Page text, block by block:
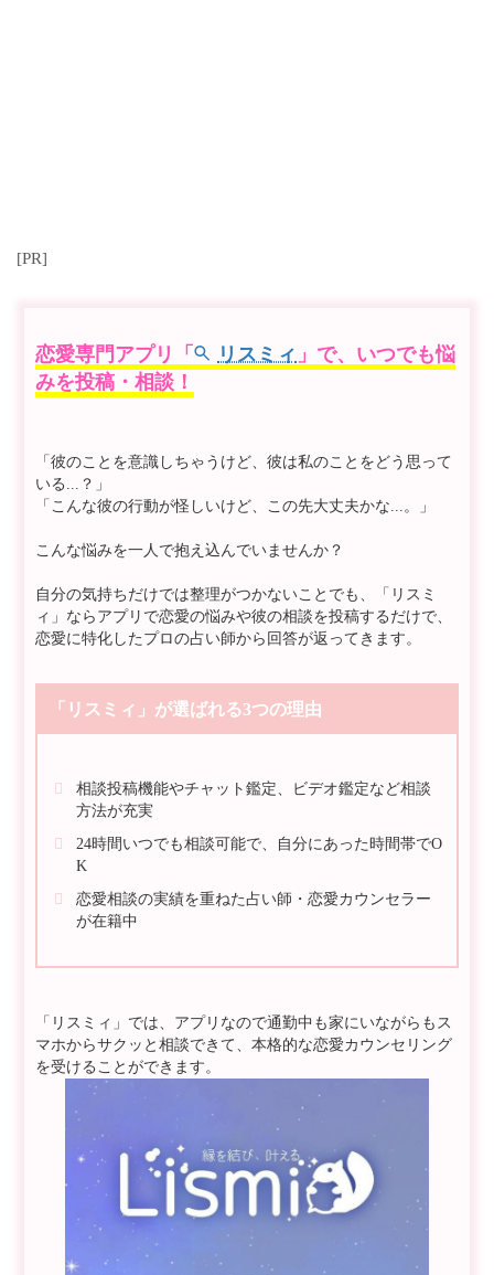
[PR]
恋愛専門アプリ「 リスミィ 」で、いつでも悩
みを投稿・相談！
「彼のことを意識しちゃうけど、彼は私のことをどう思って
いる...？」
「こんな彼の行動が怪しいけど、この先大丈夫かな...。」
こんな悩みを一人で抱え込んでいませんか？
自分の気持ちだけでは整理がつかないことでも、「リスミ
ィ」ならアプリで恋愛の悩みや彼の相談を投稿するだけで、
恋愛に特化したプロの占い師から回答が返ってきます。
「リスミィ」が選ばれる3つの理由
相談投稿機能やチャット鑑定、ビデオ鑑定など相談
方法が充実
24時間いつでも相談可能で、自分にあった時間帯でO
K
恋愛相談の実績を重ねた占い師・恋愛カウンセラー
が在籍中
「リスミィ」では、アプリなので通勤中も家にいながらもス
マホからサクッと相談できて、本格的な恋愛カウンセリング
を受けることができます。